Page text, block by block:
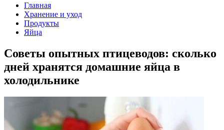
Главная
Хранение и уход
Продукты
Яйца
Советы опытных птицеводов: сколько
дней хранятся домашние яйца в
холодильнике